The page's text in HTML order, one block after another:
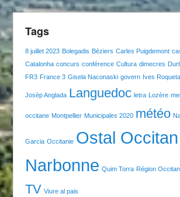
Tags
8 juillet 2023 Bolegadis Béziers Carles Puigdemont
Catalonha concurs conférence Cultura dimecres
FR3 France 3 Gisela Naconaski govern Ives Roqueta
Josèp Anglada Languedoc letra Lozère
occitane Montpellier Municipales 2020 météo
Garcia Occitanie Ostal Occitan
Narbonne Quim Torra Région
TV Viure al pais